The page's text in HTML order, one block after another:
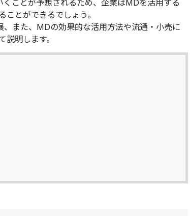
ことが予想されるため、企業はMDを活用する
とができるでしょう。
また、MDの効果的な活用方法や流通・小売に
明します。